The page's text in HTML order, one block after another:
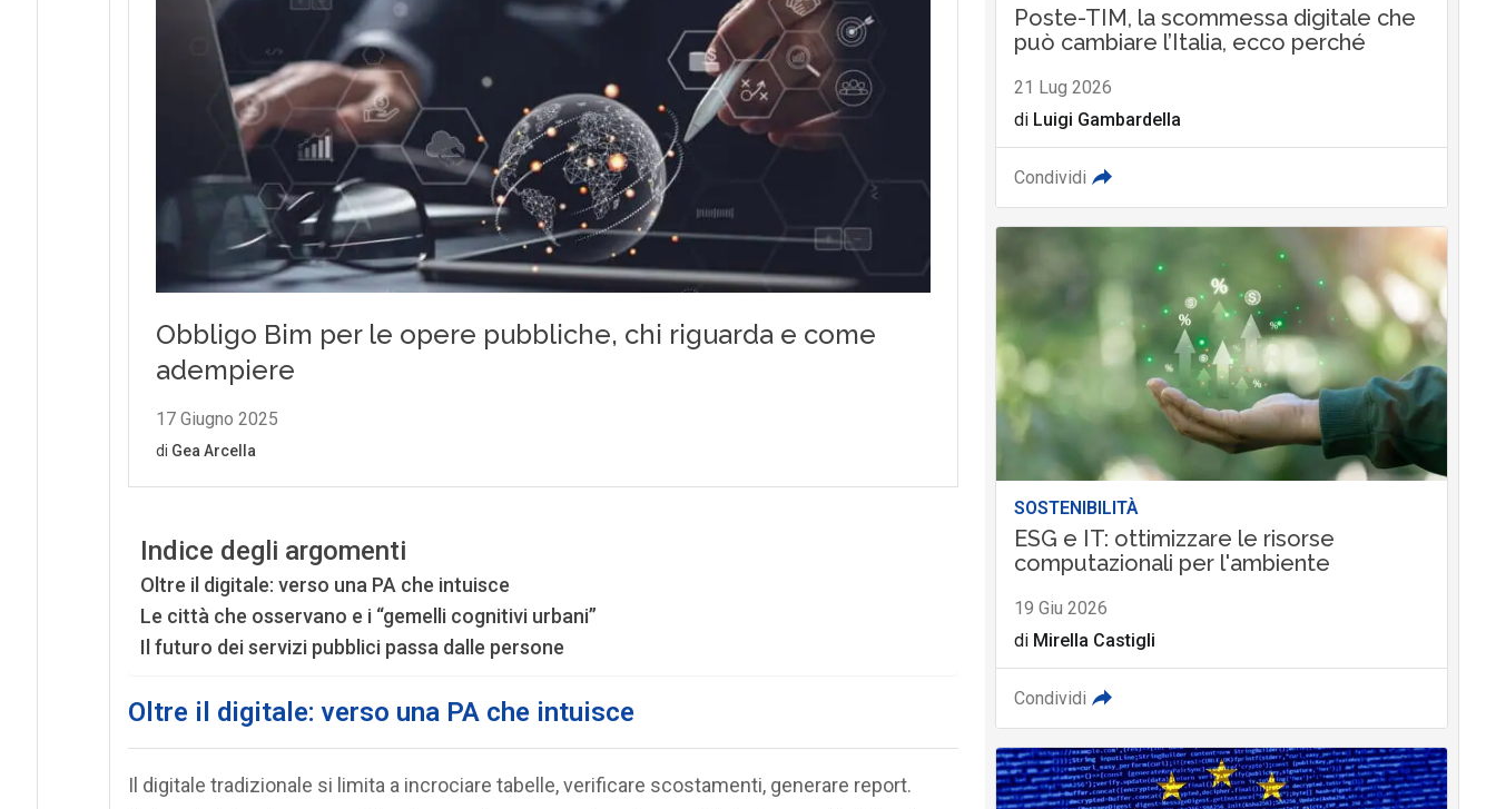
Indice degli argomenti
Oltre il digitale: verso una PA che intuisce
Le città che osservano e i “gemelli cognitivi urbani”
Il futuro dei servizi pubblici passa dalle persone
Oltre il digitale: verso una PA che intuisce
Il digitale tradizionale si limita a incrociare tabelle, verificare scostamenti, generare report.
Poste-TIM, la scommessa digitale che
può cambiare l’Italia, ecco perché
21 Lug 2026
di Luigi Gambardella
Condividi
SOSTENIBILITÀ
ESG e IT: ottimizzare le risorse
computazionali per l'ambiente
19 Giu 2026
di Mirella Castigli
Condividi